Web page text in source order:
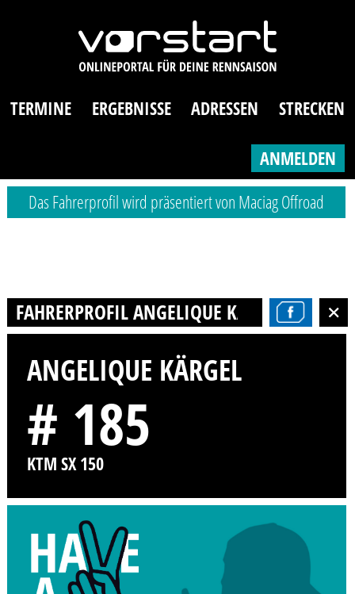
TERMINE ERGEBNISSE ADRESSEN STRECKEN
ANMELDEN
Das Fahrerprofil wird präsentiert von Maciag Offroad
FAHRERPROFIL ANGELIQUE KÄRGEL
ANGELIQUE KÄRGEL
# 185
KTM SX 150